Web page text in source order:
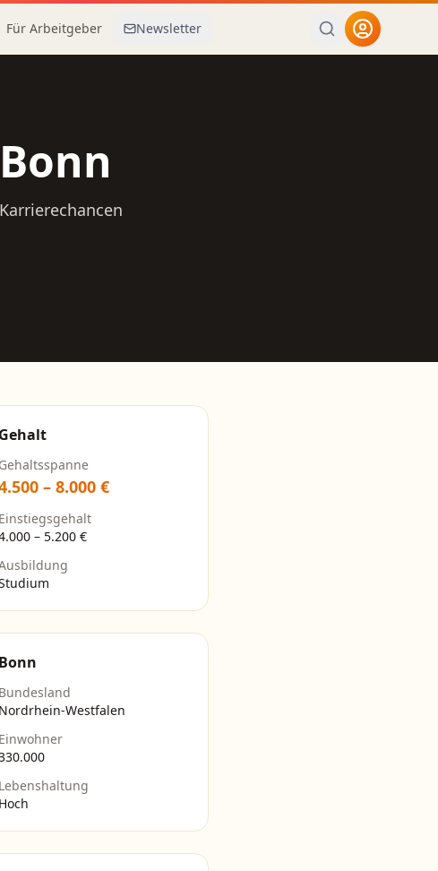
Für Arbeitgeber Newsletter
Bonn
Gehalt
Gehaltsspanne
– 8.000 €
Einstiegsgehalt
– 5.200 €
Bonn
Bundesland
Nordrhein-Westfalen
Einwohner
Lebenshaltung
Hoch